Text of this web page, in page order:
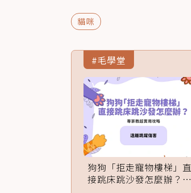
貓咪
#毛學堂
狗狗「拒走寵物樓梯」直
接跳床跳沙發怎麼辦？專